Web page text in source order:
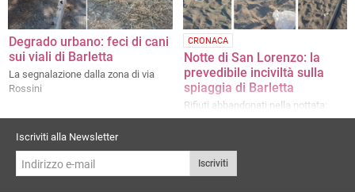
Degrado urbano: feci di cani
sui viali di Barletta
La segnalazione dalla zona di via
Rossini
CRONACA
Notte di San Lorenzo: la
prevedibile inciviltà sulla
spiaggia di Barletta
Rifiuti abbandonati nella nottata:
ritrovati anche diversi carrelli
Iscriviti alla Newsletter
Iscriviti